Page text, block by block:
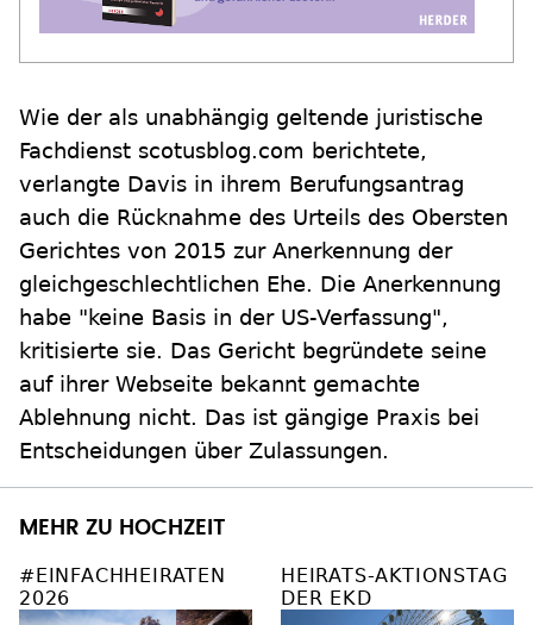
Wie der als unabhängig geltende juristische
Fachdienst scotusblog.com berichtete,
verlangte Davis in ihrem Berufungsantrag
auch die Rücknahme des Urteils des Obersten
Gerichtes von 2015 zur Anerkennung der
gleichgeschlechtlichen Ehe. Die Anerkennung
habe "keine Basis in der US-Verfassung",
kritisierte sie. Das Gericht begründete seine
auf ihrer Webseite bekannt gemachte
Ablehnung nicht. Das ist gängige Praxis bei
Entscheidungen über Zulassungen.
MEHR ZU HOCHZEIT
#EINFACHHEIRATEN
2026
HEIRATS-AKTIONSTAG
DER EKD